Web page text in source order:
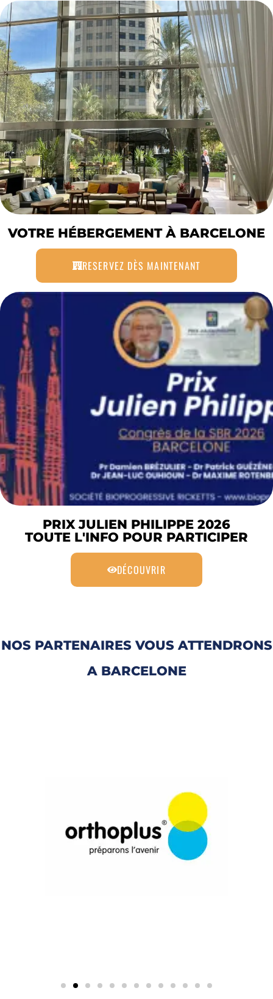
VOTRE HÉBERGEMENT À BARCELONE
RESERVEZ DÈS MAINTENANT
PRIX JULIEN PHILIPPE 2026
TOUTE L'INFO POUR PARTICIPER
DÉCOUVRIR
NOS PARTENAIRES VOUS ATTENDRONS
A BARCELONE